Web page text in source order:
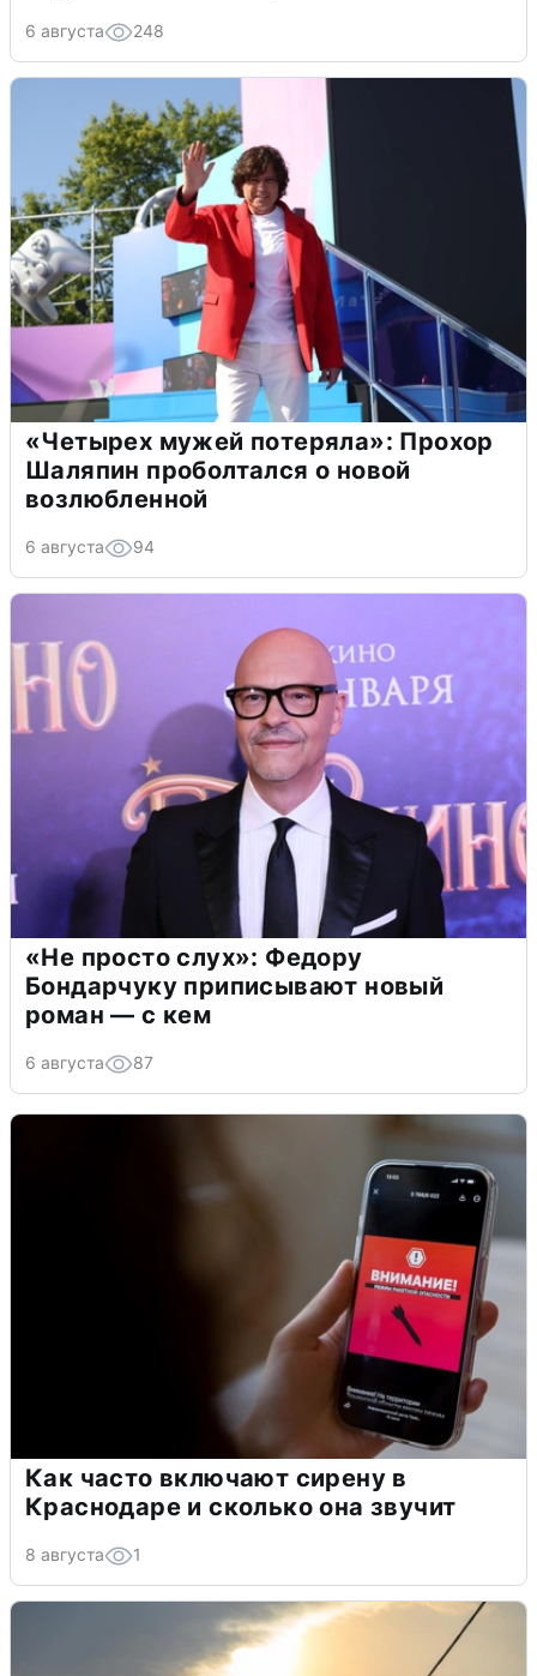
6 августа 248
«Четырех мужей потеряла»: Прохор
Шаляпин проболтался о новой
возлюбленной
6 августа 94
«Не просто слух»: Федору
Бондарчуку приписывают новый
роман — с кем
6 августа 87
Как часто включают сирену в
Краснодаре и сколько она звучит
8 августа 1